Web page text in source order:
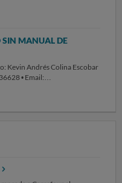
SIN MANUAL DE
Kevin Andrés Colina Escobar
• Email:
• Marca: Efun • Modelo:
la entrega, el fabricante y
usuario correspondiente al